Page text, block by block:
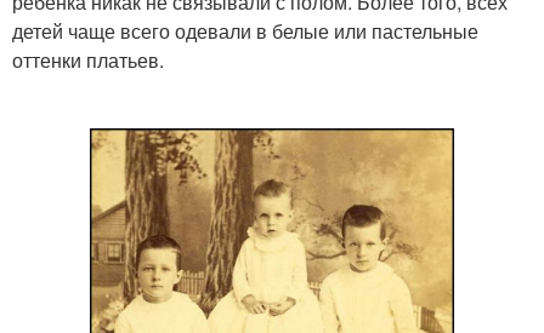
детей чаще всего одевали в белые или пастельные
оттенки платьев.